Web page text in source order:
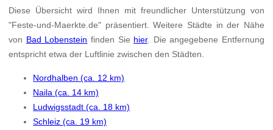
Diese Übersicht wird Ihnen mit freundlicher Unterstützung von
"Feste-und-Maerkte.de" präsentiert. Weitere Städte in der Nähe
von Bad Lobenstein finden Sie hier. Die angegebene Entfernung
entspricht etwa der Luftlinie zwischen den Städten.
Nordhalben (ca. 12 km)
Naila (ca. 14 km)
Ludwigsstadt (ca. 18 km)
Schleiz (ca. 19 km)